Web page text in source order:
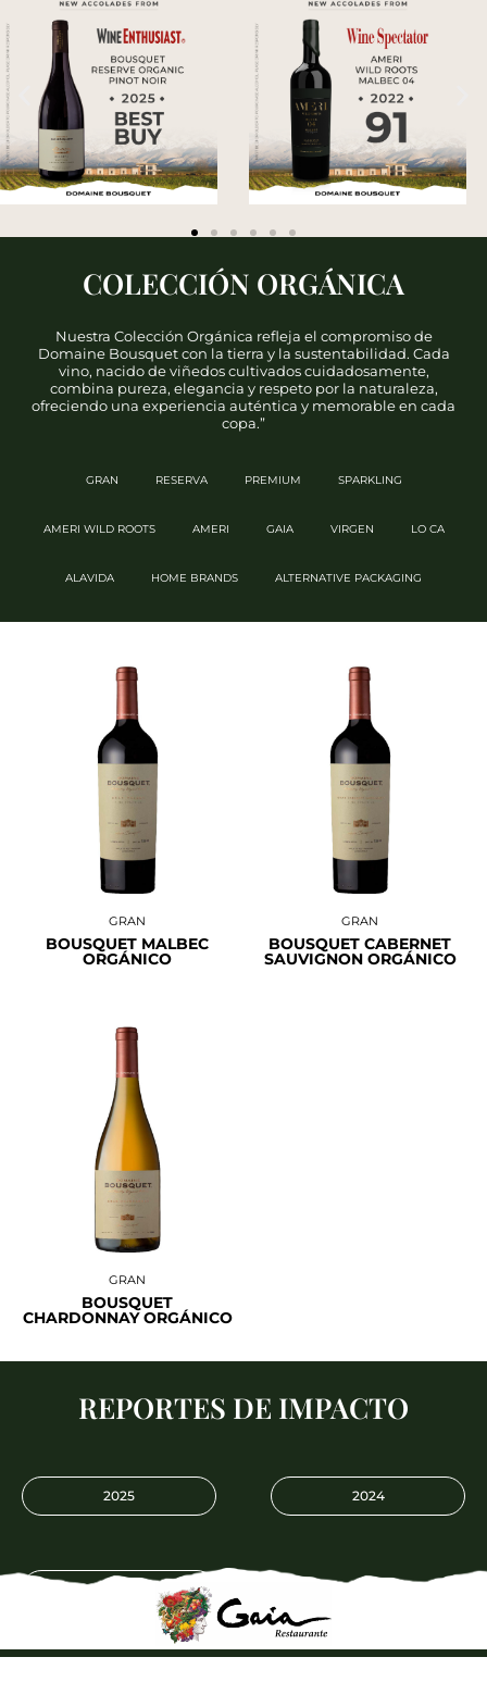
COLECCIÓN ORGÁNICA
Nuestra Colección Orgánica refleja el compromiso de
Domaine Bousquet con la tierra y la sustentabilidad. Cada
vino, nacido de viñedos cultivados cuidadosamente,
combina pureza, elegancia y respeto por la naturaleza,
ofreciendo una experiencia auténtica y memorable en cada
copa.”
GRAN RESERVA PREMIUM SPARKLING
AMERI WILD ROOTS AMERI GAIA VIRGEN LO CA
ALAVIDA HOME BRANDS ALTERNATIVE PACKAGING
GRAN
BOUSQUET MALBEC
ORGÁNICO
GRAN
BOUSQUET CABERNET
SAUVIGNON ORGÁNICO
GRAN
BOUSQUET
CHARDONNAY ORGÁNICO
REPORTES DE IMPACTO
2025 2024